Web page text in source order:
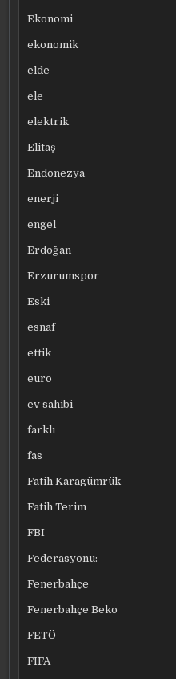
Ekonomi
ekonomik
elde
ele
elektrik
Elitaş
Endonezya
enerji
engel
Erdoğan
Erzurumspor
Eski
esnaf
ettik
euro
ev sahibi
farklı
fas
Fatih Karagümrük
Fatih Terim
FBI
Federasyonu:
Fenerbahçe
Fenerbahçe Beko
FETÖ
FIFA